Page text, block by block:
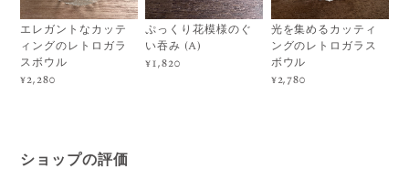
エレガントなカッテ
ィングのレトロガラ
スボウル
¥2,280
ぷっくり花模様のぐ
い吞み (A)
¥1,820
光を集めるカッティ
ングのレトロガラス
ボウル
¥2,780
ショップの評価